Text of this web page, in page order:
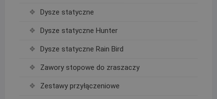
Dysze statyczne
Dysze statyczne Hunter
Dysze statyczne Rain Bird
Zawory stopowe do zraszaczy
Zestawy przyłączeniowe